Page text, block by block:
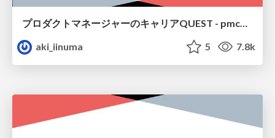
プロダクトマネージャーのキャリアQUEST - pmconf2024 落選セッションお披露目会 #落選お披露目
aki_iinuma
5 7.8k